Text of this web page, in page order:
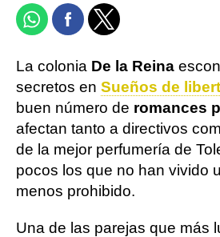
La colonia De la Reina
secretos en Sueños de
buen número de romances
afectan tanto a directivos
de la mejor perfumería de
pocos los que no han vivido
menos prohibido.
Una de las parejas que más